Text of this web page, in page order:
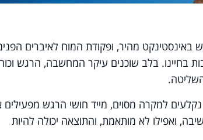
מהיר, ופקודת המוח לאיברים
בחיינו. בלב שוכנים עיקר המחשבה, הרגש
למקרה מסוים, מייד חושי הרגש מפעילים
ואפילו לא מותאמת, והתוצאה יכולה להיות